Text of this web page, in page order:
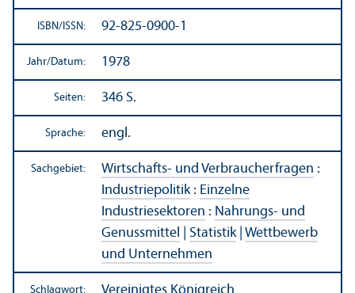
ISBN/ISSN: 92-825-0900-1
Jahr/Datum: 1978
Seiten: 346 S.
Sprache: engl.
Sachgebiet: Wirtschafts- und Verbraucherfragen :
Industriepolitik: Einzelne
Industriesektoren : Nahrungs- und
Genussmittel
Statistik| Wettbewerb
und Unter­nehmen
Schlagwort: